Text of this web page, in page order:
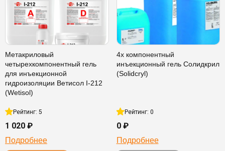
Метакриловый
четырехкомпонентный гель
для инъекционной
гидроизоляции Ветисол I-212
(Wetisol)
Рейтинг: 5
1 020 ₽
Подробнее
4х компонентный
инъекционный гель Солидкрил
(Solidcryl)
Рейтинг: 0
0 ₽
Подробнее